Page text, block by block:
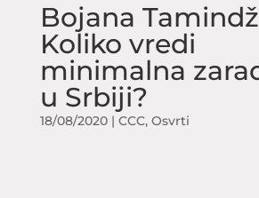
Bojana
Koliko vredi
minimalna
u Srbiji?
18/08/2020| CCC, Osvrti